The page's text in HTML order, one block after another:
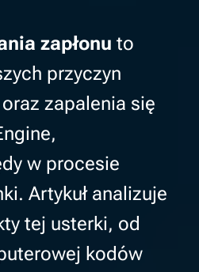
zapłonu to
przyczyn
zapalenia się
w procesie
Artykuł analizuje
tej usterki, od
kodów